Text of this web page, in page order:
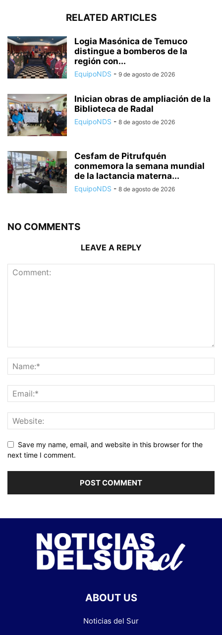
RELATED ARTICLES
Logia Masónica de Temuco
distingue a bomberos de la
región con...
EquipoNDS - 9 de agosto de 2026
Inician obras de ampliación de la
Biblioteca de Radal
EquipoNDS - 8 de agosto de 2026
Cesfam de Pitrufquén
conmemora la semana mundial
de la lactancia materna...
EquipoNDS - 8 de agosto de 2026
NO COMMENTS
LEAVE A REPLY
Save my name, email, and website in this browser for the
next time I comment.
ABOUT US
Noticias del Sur